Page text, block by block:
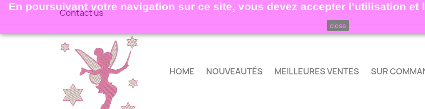
En poursuivant votre navigation sur ce site, vous devez accepter l’utilisation
close
Contact us
HOME NOUVEAUTÉS MEILLEURES VENTES SUR